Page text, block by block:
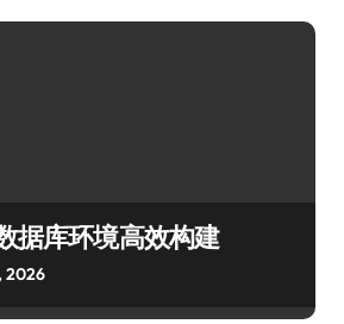
据库环境高效构建
2026